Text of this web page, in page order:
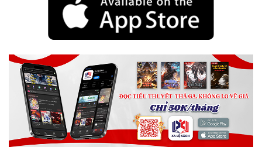
Huyền Ảo
Hài Hước
Hệ Thống
Học Đường